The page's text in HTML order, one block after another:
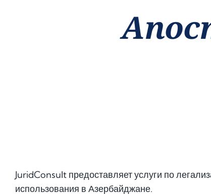
JuridConsult предоставляет услуги по
использования в Азербайджане.